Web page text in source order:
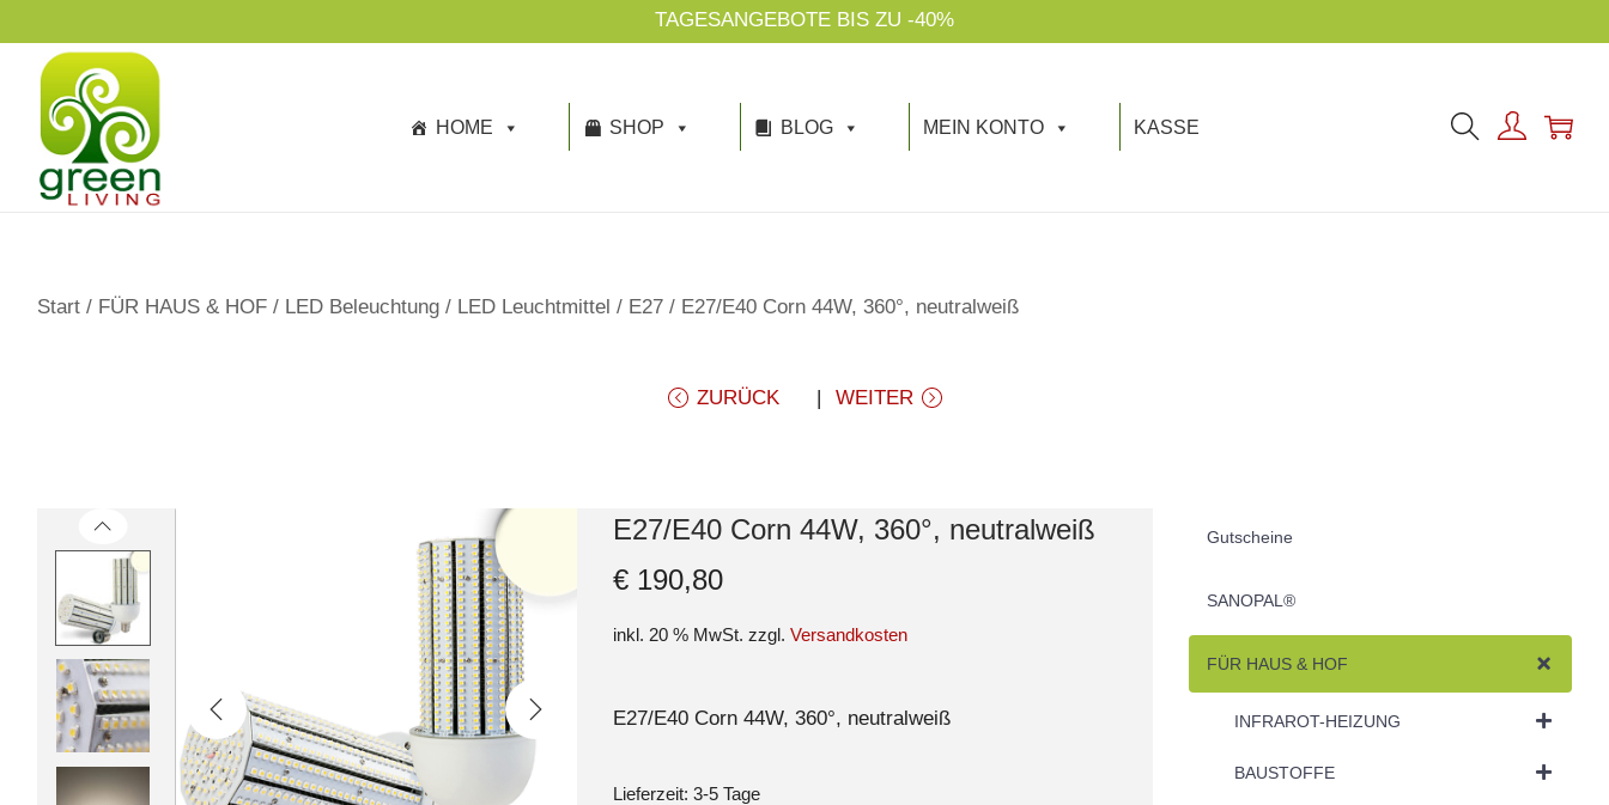
p
TAGESANGEBOTE BIS ZU -40%
HOME SHOP BLOG MEIN KONTO KASSE
Start / FÜR HAUS & HOF / LED Beleuchtung / LED Leuchtmittel / E27 / E27/E40 Corn 44W, 360°, neutralweiß
ZURÜCK WEITER
E27/E40 Corn 44W, 360°, neutralweiß
€190,80
inkl. 20 % MwSt. zzgl. Versandkosten
E27/E40 Corn 44W, 360°, neutralweiß
Lieferzeit: 3-5 Tage
Gutscheine
SANOPAL®
FÜR HAUS & HOF
INFRAROT-HEIZUNG
BAUSTOFFE